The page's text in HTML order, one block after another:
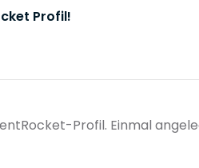
Profil!
Profil. Einmal